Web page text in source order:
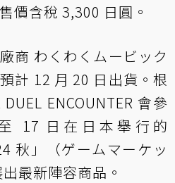
價含稅 3,300 日圓。
商 わくわくムービック
計 12 月 20 日出貨。根
ENCOUNTER 會參
17 日在日本舉行的
秋」（ゲームマーケッ
最新陣容商品。